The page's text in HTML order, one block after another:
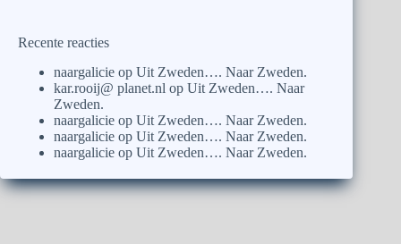
Recente reacties
naargalicie op Uit Zweden…. Naar Zweden.
kar.rooij@ planet.nl op Uit Zweden…. Naar
Zweden.
naargalicie op Uit Zweden…. Naar Zweden.
naargalicie op Uit Zweden…. Naar Zweden.
naargalicie op Uit Zweden…. Naar Zweden.